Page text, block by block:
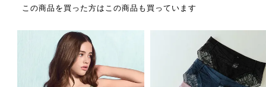
この商品を買った方はこの商品も買っています